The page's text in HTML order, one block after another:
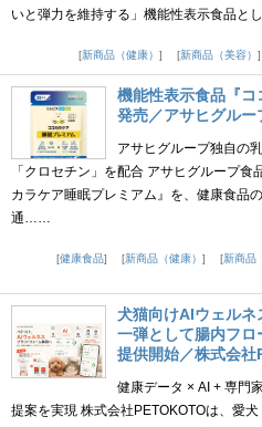
いと弾力を維持する」機能性表示食品と
新商品（健康）
新商品（美容）
機能性表示食品『
発売／アサヒグルー
アサヒグループ独自の
「クロセチン」を配合 アサヒグループ
カラケア睡眠プレミアム』を、健康食品
通……
健康食品
新商品（健康） 新商品
犬猫向けAIウェルネ
一弾として腸内フ
提供開始／株式会社
健康データ × AI + 専門
提案を実現 株式会社PETOKOTOは、愛